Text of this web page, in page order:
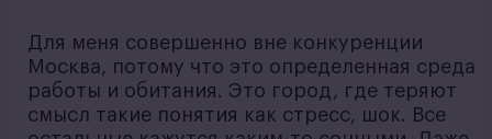
Для меня совершенно вне конкуренции
Москва, потому что это определенная среда
работы и обитания. Это город, где теряют
смысл такие понятия как стресс, шок. Все